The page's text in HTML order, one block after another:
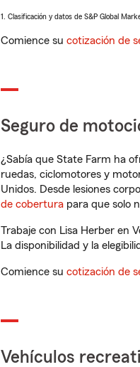
1. Clasificación y datos de S&P Global
Comience su cotización de
Seguro de
¿Sabía que State Farm ha
ruedas, ciclomotores y
Unidos. Desde lesiones
de cobertura para que solo
Trabaje con Lisa Herber en
La disponibilidad y la
Comience su cotización de
Vehículos